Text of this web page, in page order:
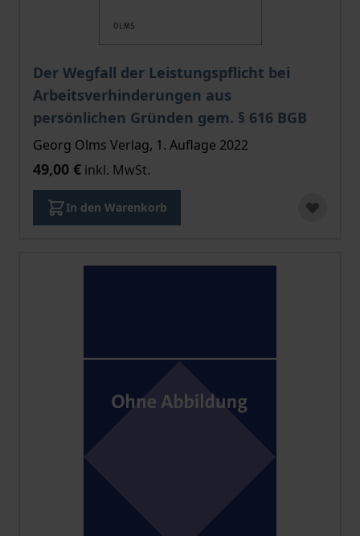
Der Wegfall der Leistungspflicht bei
Arbeitsverhinderungen aus
persönlichen Gründen gem. § 616 BGB
Georg Olms Verlag, 1. Auflage 2022
49,00 € inkl. MwSt.
In den Warenkorb